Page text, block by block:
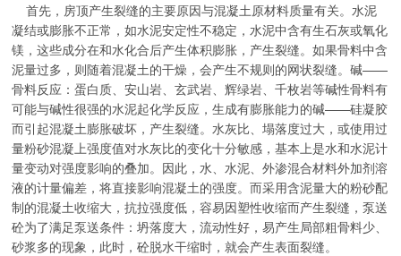
首先，房顶产生裂缝的主要原因与混凝土原材料质量有关。水泥
凝结或膨胀不正常，如水泥安定性不稳定，水泥中含有生石灰或氧化
镁，这些成分在和水化合后产生体积膨胀，产生裂缝。如果骨料中含
泥量过多，则随着混凝土的干燥，会产生不规则的网状裂缝。碱——
骨料反应：蛋白质、安山岩、玄武岩、辉绿岩、千枚岩等碱性骨料有
可能与碱性很强的水泥起化学反应，生成有膨胀能力的碱——硅凝胶
而引起混凝土膨胀破坏，产生裂缝。水灰比、塌落度过大，或使用过
量粉砂混凝上强度值对水灰比的变化十分敏感，基本上是水和水泥计
量变动对强度影响的叠加。因此，水、水泥、外渗混合材料外加剂溶
液的计量偏差，将直接影响混凝土的强度。而采用含泥量大的粉砂配
制的混凝土收缩大，抗拉强度低，容易因塑性收缩而产生裂缝，泵送
砼为了满足泵送条件：坍落度大，流动性好，易产生局部粗骨料少、
砂浆多的现象，此时，砼脱水干缩时，就会产生表面裂缝。